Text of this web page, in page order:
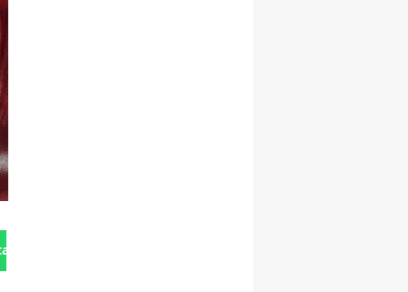
Gönder